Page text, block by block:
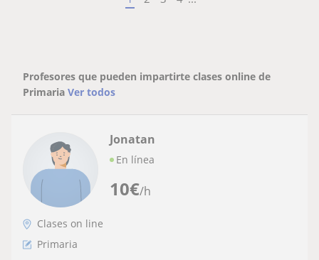
Profesores que pueden impartirte clases online de
Primaria Ver todos
10€/h
Jonatan
En línea
Clases on line
Primaria